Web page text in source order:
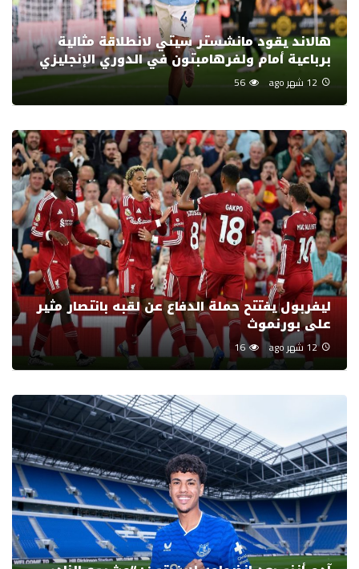
هالاند يقود مانشستر سيتي لانطلاقة مثالية
برباعية أمام ولفرهامبتون في الدوري الإنجليزي
12 شهر ago 56
ليفربول يفتتح حملة الدفاع عن لقبه بانتصار مثير
على بورنموث
12 شهر ago 16